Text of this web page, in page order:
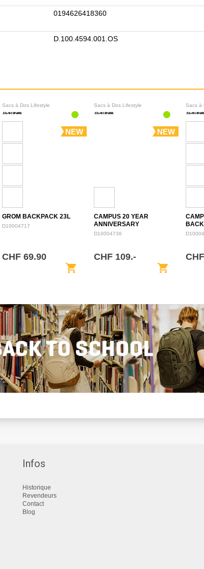
0194626418360
D.100.4594.001.OS
Sacs à Dos Lifestyle
NEW
GROM BACKPACK 23L
D10004717
CHF 69.90
shopping_cart
Sacs à Dos Lifestyle
NEW
CAMPUS 20 YEAR
ANNIVERSARY
BACKPACK 28L
D10004736
CHF 109.-
shopping_cart
Sacs à
Infos
Historique
Revendeurs
Contact
Blog